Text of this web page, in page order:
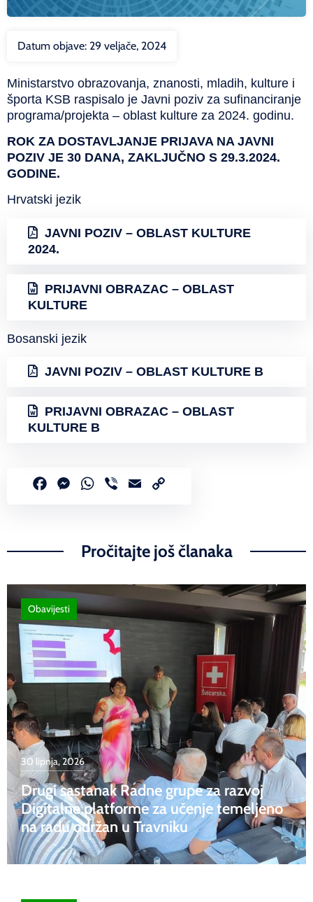
Datum objave: 29 veljače, 2024
Ministarstvo obrazovanja, znanosti, mladih, kulture i
športa KSB raspisalo je Javni poziv za sufinanciranje
programa/projekta – oblast kulture za 2024. godinu.
ROK ZA DOSTAVLJANJE PRIJAVA NA JAVNI
POZIV JE 30 DANA, ZAKLJUČNO S 29.3.2024.
GODINE.
Hrvatski jezik
JAVNI POZIV – OBLAST KULTURE
2024.
PRIJAVNI OBRAZAC – OBLAST
KULTURE
Bosanski jezik
JAVNI POZIV – OBLAST KULTURE B
PRIJAVNI OBRAZAC – OBLAST
KULTURE B
FacebookMessenger
WhatsApp
Viber Email
Pročitajte još članaka
30 lipnja, 2026
Drugi sastanak Radne grupe za razvoj
Digitalne platforme za učenje temeljeno
na radu održan u Travniku
Obavijesti